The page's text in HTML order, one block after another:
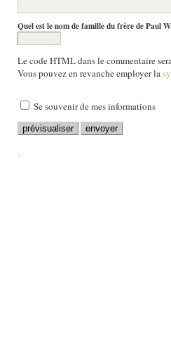
Quel est le nom de famille du frère de Paul
Le code HTML dans le commentaire
Vous pouvez en revanche employer la
Se souvenir de mes informations
.